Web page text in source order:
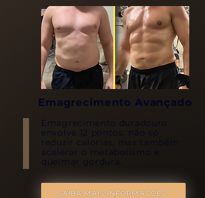
Emagrecimento Avançado
Emagrecimento duradouro
envolve 12 pontos: não só
reduzir calorias, mas também
acelerar o metabolismo e
queimar gordura.
SAIBA MAIS INFORMAÇÕES